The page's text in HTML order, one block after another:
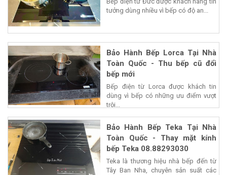
tưởng dùng nhiều vì bếp có độ an...
Bảo Hành Bếp Lorca Tại Nhà
Toàn Quốc - Thu bếp cũ đổi
bếp mới
Bếp điện từ Lorca được khách tin
dùng vì bếp có những ưu điểm vượt
trội...
Bảo Hành Bếp Teka Tại Nhà
Toàn Quốc - Thay mặt kính
bếp Teka 08.88293030
Teka là thương hiệu nhà bếp đến từ
Tây Ban Nha, chuyên sản suất các